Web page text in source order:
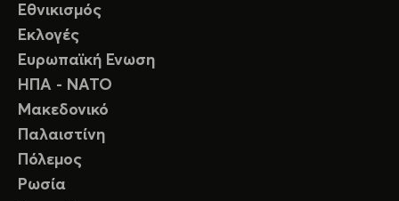
Εθνικισμός
Εκλογές
Ευρωπαϊκή Ενωση
ΗΠΑ - ΝΑΤΟ
Μακεδονικό
Παλαιστίνη
Πόλεμος
Ρωσία